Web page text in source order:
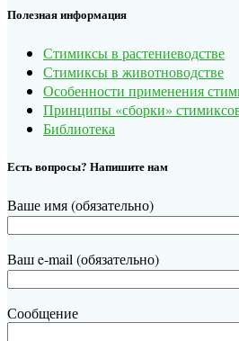
Полезная информация
Стимиксы в растениеводстве
Стимиксы в животноводстве
Особенности применения
Принципы «сборки»
Библиотека
Есть вопросы? Напишите нам
Ваше имя (обязательно)
Ваш e-mail (обязательно)
Сообщение